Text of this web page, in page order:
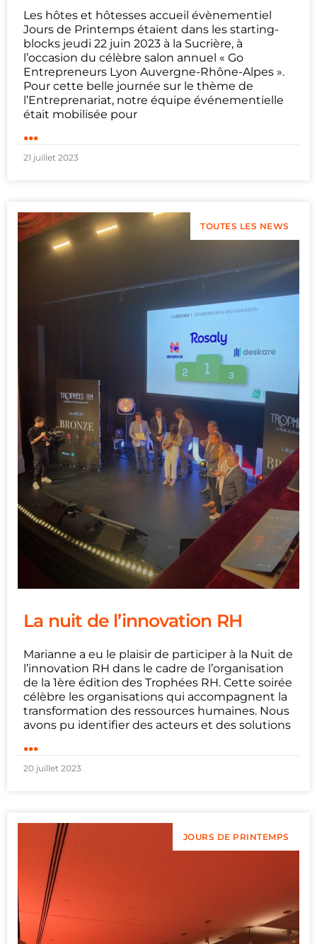
Les hôtes et hôtesses accueil évènementiel
Jours de Printemps étaient dans les starting-
blocks jeudi 22 juin 2023 à la Sucrière, à
l’occasion du célèbre salon annuel « Go
Entrepreneurs Lyon Auvergne-Rhône-Alpes ».
Pour cette belle journée sur le thème de
l’Entreprenariat, notre équipe événementielle
était mobilisée pour
...
21 juillet 2023
TOUTES LES NEWS
La nuit de l’innovation RH
Marianne a eu le plaisir de participer à la Nuit de
l’innovation RH dans le cadre de l’organisation
de la 1ère édition des Trophées RH. Cette soirée
célèbre les organisations qui accompagnent la
transformation des ressources humaines. Nous
avons pu identifier des acteurs et des solutions
...
20 juillet 2023
JOURS DE PRINTEMPS